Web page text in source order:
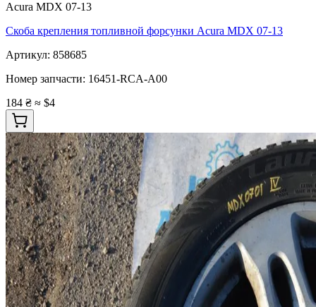
Acura MDX 07-13
Скоба крепления топливной форсунки Acura MDX 07-13
Артикул: 858685
Номер запчасти: 16451-RCA-A00
184 ₴ ≈ $4